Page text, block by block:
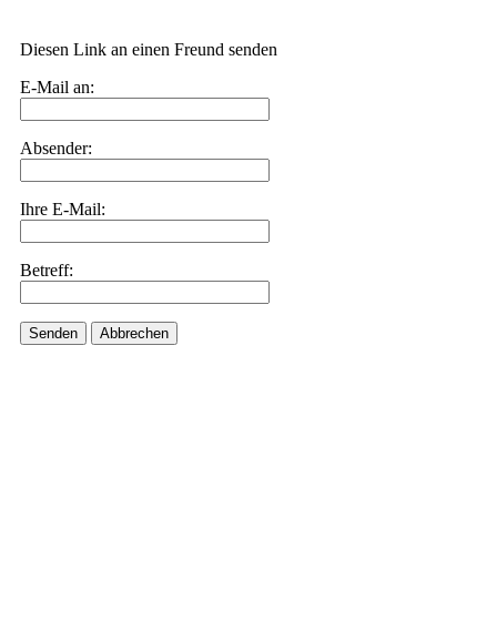
Diesen Link an einen Freund senden
E-Mail an:
Absender:
Ihre E-Mail:
Betreff:
Senden Abbrechen